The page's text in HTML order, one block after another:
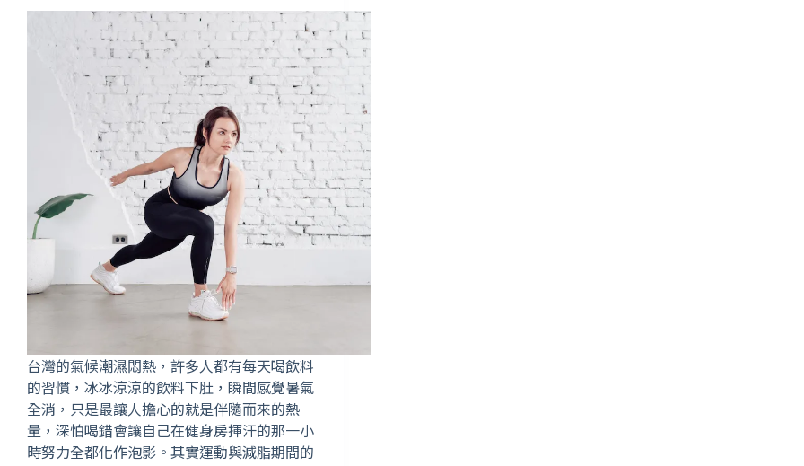
台灣的氣候潮濕悶熱，許多人都有每天喝飲料
的習慣，冰冰涼涼的飲料下肚，瞬間感覺暑氣
全消，只是最讓人擔心的就是伴隨而來的熱
量，深怕喝錯會讓自己在健身房揮汗的那一小
時努力全都化作泡影。其實運動與減脂期間的